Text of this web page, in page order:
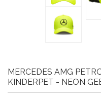
MERCEDES AMG
KINDERPET - NEON